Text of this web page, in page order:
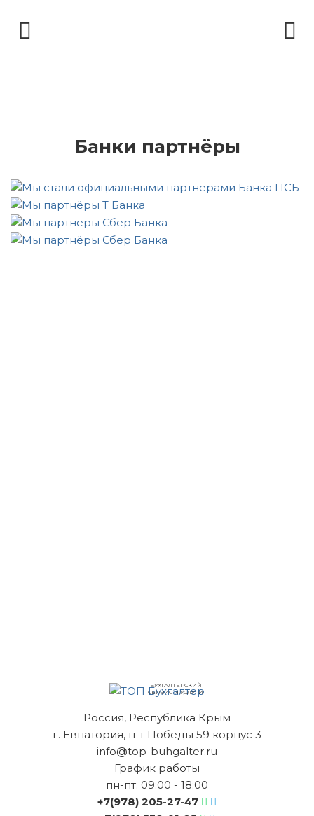
Банки партнёры
БУХГАЛТЕРСКИЙ
СЕРВИС И УСЛУГИ
Россия, Республика Крым
г. Евпатория, п-т Победы 59 корпус 3
info@top-buhgalter.ru
График работы
пн-пт: 09:00 - 18:00
+7(978) 205-27-47